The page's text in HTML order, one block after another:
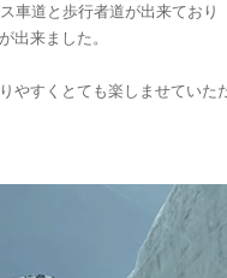
車道と歩行者道が出来ており
出来ました。
やすくとても楽しませていた